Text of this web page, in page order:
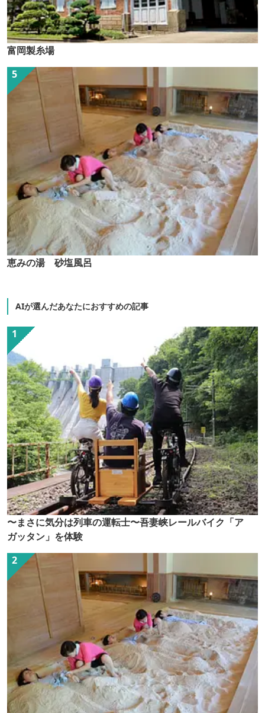
富岡製糸場
恵みの湯 砂塩風呂
AIが選んだあなたにおすすめの記事
〜まさに気分は列車の運転士〜吾妻峡レールバイク「ア
ガッタン」を体験